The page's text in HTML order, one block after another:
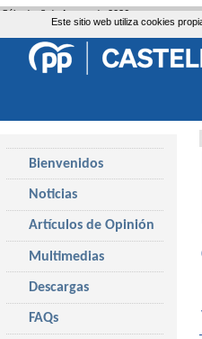
Este sitio web utiliza cookies
Bienvenidos
Noticias
Artículos de Opinión
Multimedias
Descargas
FAQs
Sábado, 8 de Agosto de 2026